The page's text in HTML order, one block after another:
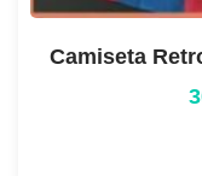
Camiseta